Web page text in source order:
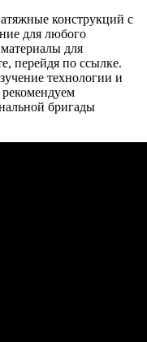
конструкций с
для любого
для
перейдя по ссылке.
технологии и
бригады